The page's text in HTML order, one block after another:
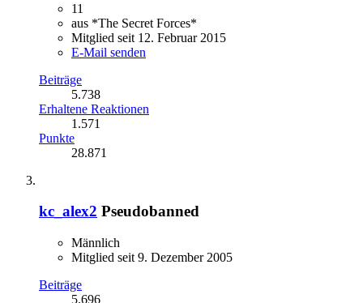
11
aus *The Secret Forces*
Mitglied seit 12. Februar 2015
E-Mail senden
Beiträge
5.738
Erhaltene Reaktionen
1.571
Punkte
28.871
kc_alex2 Pseudobanned
Männlich
Mitglied seit 9. Dezember 2005
Beiträge
5.696